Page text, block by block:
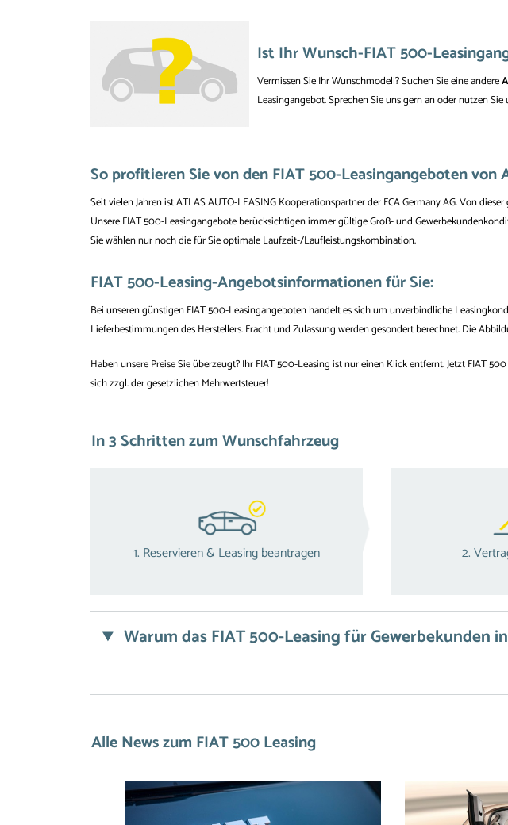
Ist Ihr Wunsch-FIAT 500-
Vermissen Sie Ihr Wunschmodell? Suchen Sie eine andere
Leasingangebot. Sprechen Sie uns gern an oder nutzen Sie
So profitieren Sie von den FIAT 500-Leasingangeboten von
Seit vielen Jahren ist ATLAS AUTO-LEASING Kooperationspartner der FCA Germany AG. Von
Unsere FIAT 500-Leasingangebote berücksichtigen immer gültige Groß- und
Sie wählen nur noch die für Sie optimale Laufzeit-/Laufleistungskombination.
FIAT 500-Leasing-Angebotsinformationen für Sie:
Bei unseren günstigen FIAT 500-Leasingangeboten handelt es sich um unverbindliche
Lieferbestimmungen des Herstellers. Fracht und Zulassung werden gesondert berechnet. Die
Haben unsere Preise Sie überzeugt? Ihr FIAT 500-Leasing ist nur einen Klick entfernt. Jetzt FIAT
sich zzgl. der gesetzlichen Mehrwertsteuer!
In 3 Schritten zum Wunschfahrzeug
1. Reservieren & Leasing beantragen 2.
Warum das FIAT 500-Leasing für Gewerbekunden
Alle News zum FIAT 500 Leasing